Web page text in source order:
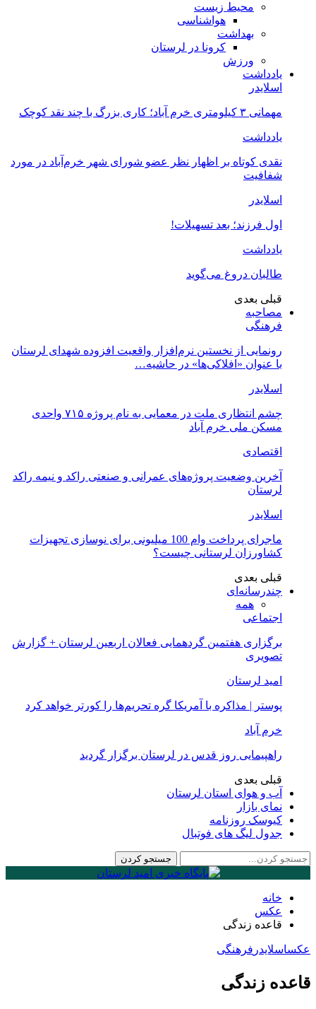
محیط زیست
هواشناسی
بهداشت
کرونا در لرستان
ورزش
یادداشت
اسلایدر
مهمانی ۳ کیلومتری خرم آباد؛ کاری بزرگ با چند نقد کوچک
یادداشت
نقدی کوتاه بر اظهار نظر عضو شورای شهر خرم‌آباد در مورد
شفافیت
اسلایدر
اول فرزند؛ بعد تسهیلات!
یادداشت
طالبان دروغ می‌گوید
قبلی بعدی
مصاحبه
فرهنگی
رونمایی از نخستین نرم‌افزار واقعیت افزوده شهدای لرستان
با عنوان «افلاکی‌ها» در حاشیه…
اسلایدر
چشم انتظاری ملت در معمایی به نام پروژه ۷۱۵ واحدی
مسکن ملی خرم آباد
اقتصادی
آخرین وضعیت پروژه‌های عمرانی و صنعتی راکد و نیمه راکد
لرستان
اسلایدر
ماجرای پرداخت وام 100 میلیونی برای نوسازی تجهیزات
کشاورزان لرستانی چیست؟
قبلی بعدی
چندرسانه‌ای
همه
اجتماعی
برگزاری هفتمین گردهمایی فعالان اربعین لرستان + گزارش
تصویری
امید لرستان
پوستر | مذاکره با آمریکا گره تحریم‌ها را کورتر خواهد کرد
خرم آباد
راهپیمایی روز قدس در لرستان برگزار گردید
قبلی بعدی
آب و هوای استان لرستان
نمای بازار
کیوسک روزنامه
جدول لیگ های فوتبال
خانه
عكس
قاعده زندگی
عكساسلایدر فرهنگی
قاعده زندگی